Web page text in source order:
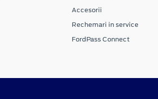
Accesorii
Rechemari in service
FordPass Connect